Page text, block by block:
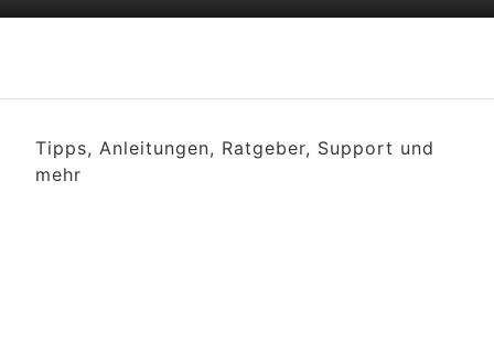
Tipps, Anleitungen, Ratgeber, Support und
mehr